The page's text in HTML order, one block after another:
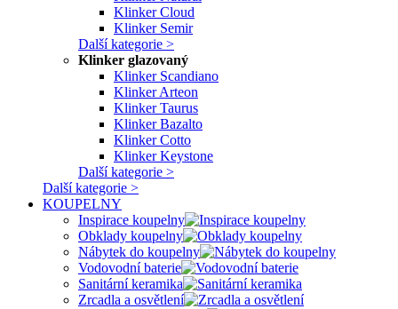
Klinker Cloud
Klinker Semir
Další kategorie >
Klinker glazovaný
Klinker Scandiano
Klinker Arteon
Klinker Taurus
Klinker Bazalto
Klinker Cotto
Klinker Keystone
Další kategorie >
Další kategorie >
KOUPELNY
Inspirace koupelny
Obklady koupelny
Nábytek do koupelny
Vodovodní baterie
Sanitární keramika
Zrcadla a osvětlení